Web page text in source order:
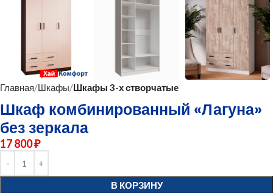
Главная Шкафы Шкафы 3-х створчатые
Шкаф комбинированный «Лагуна»
без зеркала
17 800₽
В КОРЗИНУ